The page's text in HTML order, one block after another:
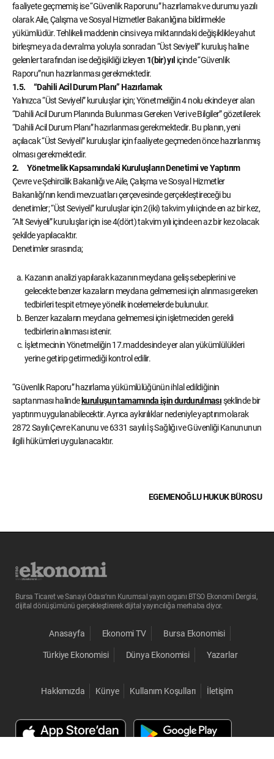
faaliyete geçmemiş ise “Güvenlik Raporunu” hazırlamak ve durumu yazılı
olarak Aile, Çalışma ve Sosyal Hizmetler Bakanlığına bildirmekle
yükümlüdür. Tehlikeli maddenin cinsi veya miktarındaki değişiklikle yahut
birleşme ya da devralma yoluyla sonradan “Üst Seviyeli” kuruluş haline
gelenler tarafından ise değişikliği izleyen 1(bir) yıl içinde “Güvenlik
Raporu”nun hazırlanması gerekmektedir.
1.5. “Dahili Acil Durum Planı” Hazırlamak
Yalnızca “Üst Seviyeli” kuruluşlar için; Yönetmeliğin 4 nolu ekinde yer alan
“Dahili Acil Durum Planında Bulunması Gereken Veri ve Bilgiler” gözetilerek
“Dahili Acil Durum Planı” hazırlanması gerekmektedir. Bu planın, yeni
açılacak “Üst Seviyeli” kuruluşlar için faaliyete geçmeden önce hazırlanmış
olması gerekmektedir.
2. Yönetmelik Kapsamındaki Kuruluşların Denetimi ve Yaptırım
Çevre ve Şehircilik Bakanlığı ve Aile, Çalışma ve Sosyal Hizmetler
Bakanlığı’nın kendi mevzuatları çerçevesinde gerçekleştireceği bu
denetimler; “Üst Seviyeli” kuruluşlar için 2(iki) takvim yılı içinde en az bir kez,
“Alt Seviyeli” kuruluşlar için ise 4(dört) takvim yılı içinde en az bir kez olacak
şekilde yapılacaktır.
Denetimler sırasında;
Kazanın analizi yapılarak kazanın meydana geliş sebeplerini ve
gelecekte benzer kazaların meydana gelmemesi için alınması gereken
tedbirleri tespit etmeye yönelik incelemelerde bulunulur.
Benzer kazaların meydana gelmemesi için işletmeciden gerekli
tedbirlerin alınması istenir.
İşletmecinin Yönetmeliğin 17.maddesinde yer alan yükümlülükleri
yerine getirip getirmediği kontrol edilir.
“Güvenlik Raporu” hazırlama yükümlülüğünün ihlal edildiğinin
saptanması halinde kuruluşun tamamında işin durdurulmasışeklinde bir
yaptırım uygulanabilecektir. Ayrıca aykırılıklar nedeniyle yaptırım olarak
2872 Sayılı Çevre Kanunu ve 6331 sayılı İş Sağlığı ve Güvenliği Kanununun
ilgili hükümleri uygulanacaktır.
EGEMENOĞLU HUKUK BÜROSU
Bursa Ticaret ve Sanayi Odası’nın Kurumsal yayın organı BTSO Ekonomi Dergisi,
dijital dönüşümünü gerçekleştirerek dijital yayıncılığa merhaba diyor.
Anasayfa Ekonomi TV Bursa Ekonomisi
Türkiye Ekonomisi Dünya Ekonomisi Yazarlar
Hakkımızda Künye Kullanım Koşulları İletişim